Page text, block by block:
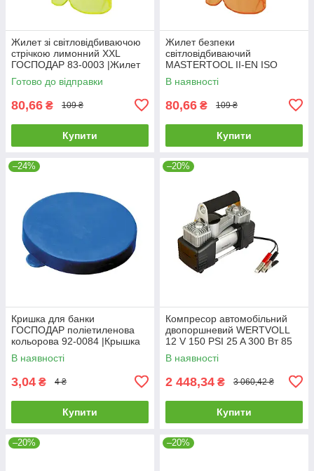
Жилет зi свiтловідбиваючою
стрiчкою лимонний XXL
ГОСПОДАР 83-0003 |Жилет
со светоотражающей лентой
лимонный XXL ГОСПОДАР
Готово до відправки
80,66 ₴ 109 ₴
Купити
Жилет безпеки
світловідбиваючий
MASTERTOOL II-EN ISO
13688 EN ISO 20471 XXL
помаранчевий 83-0004
В наявності
80,66 ₴ 109 ₴
Купити
–24%
Кришка для банки
ГОСПОДАР поліетиленова
кольорова 92-0084 |Крышка
для банки ГОСПОДАР
полиэтиленовая цветная 92-
В наявності
3,04 ₴ 4 ₴
Купити
–20%
Компресор автомобільний
двопоршневий WERTVOLL
12 V 150 PSI 25 A 300 Вт 85
л/хв сумка AC-2185 |
Компрессор автомобильный
В наявності
2 448,34 ₴ 3 060,42 ₴
Купити
–20% –20%